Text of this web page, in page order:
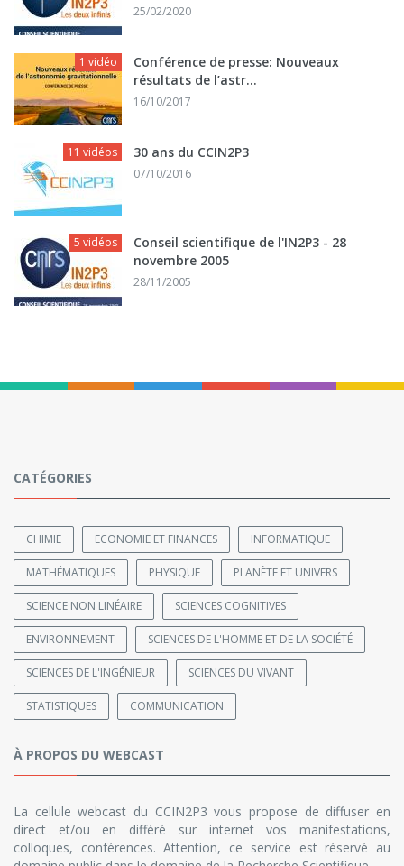
25/02/2020
1 vidéo
Conférence de presse: Nouveaux
résultats de l’astr...
16/10/2017
11 vidéos 30 ans du CCIN2P3
07/10/2016
5 vidéos
Conseil scientifique de l'IN2P3 - 28
novembre 2005
28/11/2005
CATÉGORIES
CHIMIE ECONOMIE ET FINANCES INFORMATIQUE
MATHÉMATIQUES PHYSIQUE PLANÈTE ET UNIVERS
SCIENCE NON LINÉAIRE SCIENCES COGNITIVES
ENVIRONNEMENT SCIENCES DE L'HOMME ET DE LA SOCIÉTÉ
SCIENCES DE L'INGÉNIEUR SCIENCES DU VIVANT
STATISTIQUES COMMUNICATION
À PROPOS DU WEBCAST
La cellule webcast du CCIN2P3 vous propose de diffuser en
direct et/ou en différé sur internet vos manifestations,
colloques, conférences. Attention, ce service est réservé au